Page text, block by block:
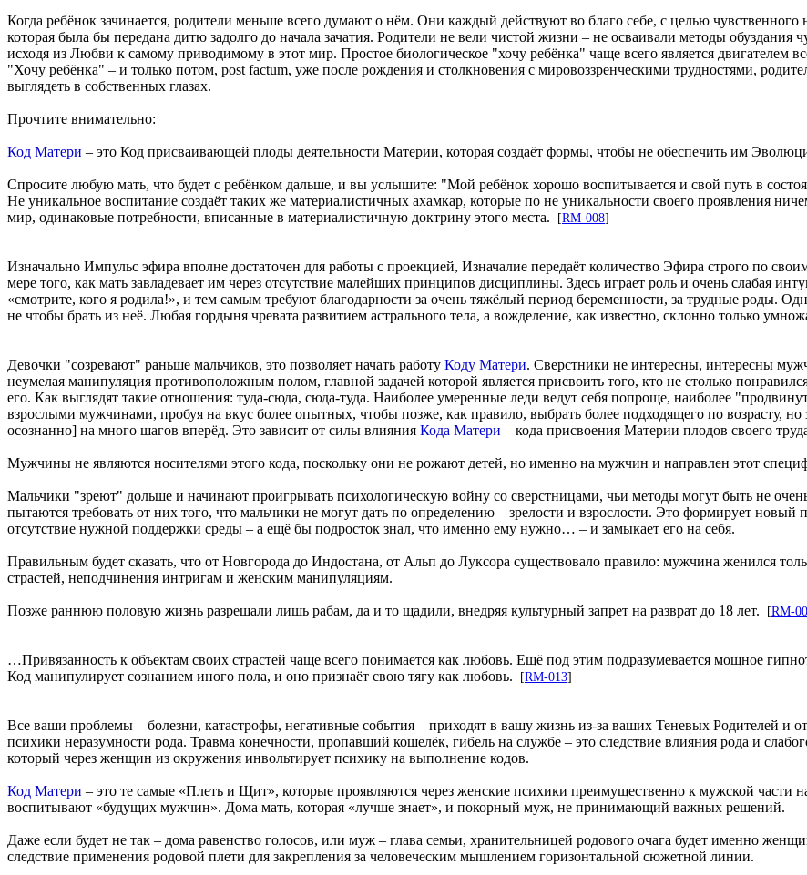
Когда ребёнок зачинается, родители меньше всего думают о нём. Они каждый действуют во благо себе, с целью
которая была бы передана дитю задолго до начала зачатия. Родители не вели чистой жизни – не осваивали методы
исходя из Любви к самому приводимому в этот мир. Простое биологическое "хочу ребёнка" чаще всего является двигателем
"Хочу ребёнка" – и только потом, post factum, уже после рождения и столкновения с мировоззренческими трудностями,
выглядеть в собственных глазах.
Прочтите внимательно:
Код Матери – это Код присваивающей плоды деятельности Материи, которая создаёт формы, чтобы не обеспечить им
Спросите любую мать, что будет с ребёнком дальше, и вы услышите: "Мой ребёнок хорошо воспитывается и свой путь в
Не уникальное воспитание создаёт таких же материалистичных ахамкар, которые по не уникальности своего проявления
мир, одинаковые потребности, вписанные в материалистичную доктрину этого места.
[RM-008]
Изначально Импульс эфира вполне достаточен для работы с проекцией, Изначалие передаёт количество Эфира строго по
мере того, как мать завладевает им через отсутствие малейших принципов дисциплины. Здесь играет роль и очень слабая
«смотрите, кого я родила!», и тем самым требуют благодарности за очень тяжёлый период беременности, за трудные роды.
не чтобы брать из неё. Любая гордыня чревата развитием астрального тела, а вожделение, как известно, склонно только
Девочки "созревают" раньше мальчиков, это позволяет начать работу Коду Матери. Сверстники не интересны, интересны
неумелая манипуляция противоположным полом, главной задачей которой является присвоить того, кто не столько
его. Как выглядят такие отношения: туда-сюда, сюда-туда. Наиболее умеренные леди ведут себя попроще, наиболее
взрослыми мужчинами, пробуя на вкус более опытных, чтобы позже, как правило, выбрать более подходящего по возрасту, но
осознанно] на много шагов вперёд. Это зависит от силы влияния Кода Матери – кода присвоения Материи плодов своего
Мужчины не являются носителями этого кода, поскольку они не рожают детей, но именно на мужчин и направлен этот
Мальчики "зреют" дольше и начинают проигрывать психологическую войну со сверстницами, чьи методы могут быть не
пытаются требовать от них того, что мальчики не могут дать по определению – зрелости и взрослости. Это формирует
отсутствие нужной поддержки среды – а ещё бы подросток знал, что именно ему нужно… – и замыкает его на себя.
Правильным будет сказать, что от Новгорода до Индостана, от Альп до Луксора существовало правило: мужчина женился
страстей, неподчинения интригам и женским манипуляциям.
Позже раннюю половую жизнь разрешали лишь рабам, да и то щадили, внедряя культурный запрет на разврат до 18 лет. [RM-
…Привязанность к объектам своих страстей чаще всего понимается как любовь. Ещё под этим подразумевается мощное
Код манипулирует сознанием иного пола, и оно признаёт свою тягу как любовь.
[RM-013]
Все ваши проблемы – болезни, катастрофы, негативные события – приходят в вашу жизнь из-за ваших Теневых Родителей и от
психики неразумности рода. Травма конечности, пропавший кошелёк, гибель на службе – это следствие влияния рода и
который через женщин из окружения инвольтирует психику на выполнение кодов.
Код Матери – это те самые «Плеть и Щит», которые проявляются через женские психики преимущественно к мужской части
воспитывают «будущих мужчин». Дома мать, которая «лучше знает», и покорный муж, не принимающий важных решений.
Даже если будет не так – дома равенство голосов, или муж – глава семьи, хранительницей родового очага будет именно
следствие применения родовой плети для закрепления за человеческим мышлением горизонтальной сюжетной линии.